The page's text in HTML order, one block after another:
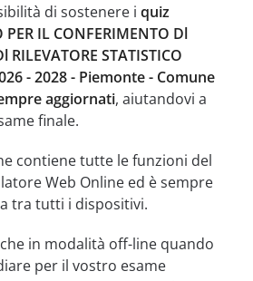
di sostenere i quiz
PER IL CONFERIMENTO Dl
RILEVATORE STATISTICO
- 2028 - Piemonte - Comune
aggiornati, aiutandovi a
finale.
contiene tutte le funzioni del
Web Online ed è sempre
tra tutti i dispositivi.
in modalità off-line quando
per il vostro esame